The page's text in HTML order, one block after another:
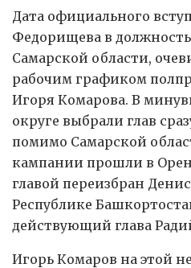
Дата официального
Федорищева в должность
Самарской области,
рабочим графиком
Игоря Комарова. В
округе выбрали глав
помимо Самарской
кампании прошли в
главой переизбран
Республике
действующий глава
Игорь Комаров на этой